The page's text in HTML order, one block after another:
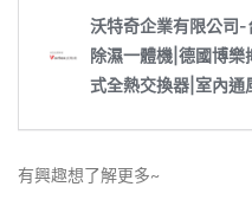
有興趣想了解更多~